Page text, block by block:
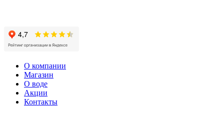
О компании
Магазин
О воде
Акции
Контакты